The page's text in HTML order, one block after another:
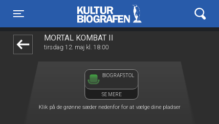
Toggle navigation
Kulturbiografen
MORTAL KOMBAT II
tirsdag 12. maj kl. 18:00
BIOGRAFSTOL
SE MERE
Klik på de grønne sæder nedenfor for at vælge dine pladser
1step-front02 021605